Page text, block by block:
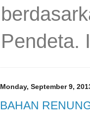
Pendeta.
Monday, September 9,
BAHAN